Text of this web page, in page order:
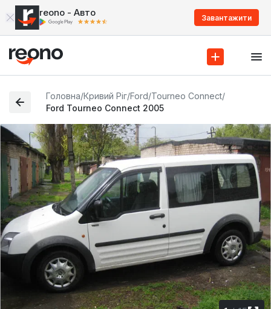
reono - Авто Завантажити
Головна/Кривий Ріг/Ford/Tourneo Connect/
Ford Tourneo Connect 2005